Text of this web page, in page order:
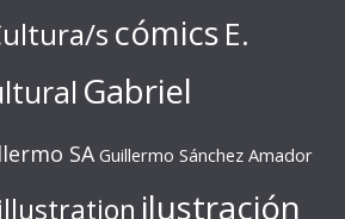
s cómics E.
Gabriel
SA Guillermo Sánchez Amador
illustration ilustración